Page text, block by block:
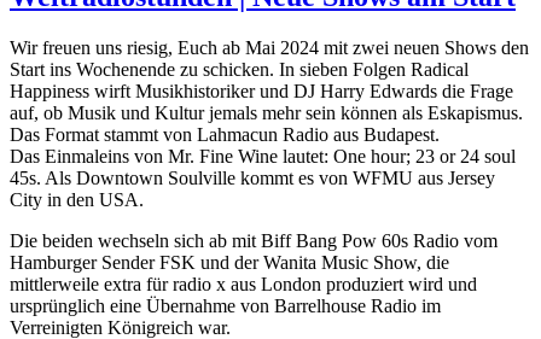
Wir freuen uns riesig, Euch ab Mai 2024 mit zwei neuen Shows den
Start ins Wochenende zu schicken. In sieben Folgen Radical
Happiness wirft Musikhistoriker und DJ Harry Edwards die Frage
auf, ob Musik und Kultur jemals mehr sein können als Eskapismus.
Das Format stammt von Lahmacun Radio aus Budapest.
Das Einmaleins von Mr. Fine Wine lautet: One hour; 23 or 24 soul
45s. Als Downtown Soulville kommt es von WFMU aus Jersey
City in den USA.
Die beiden wechseln sich ab mit Biff Bang Pow 60s Radio vom
Hamburger Sender FSK und der Wanita Music Show, die
mittlerweile extra für radio x aus London produziert wird und
ursprünglich eine Übernahme von Barrelhouse Radio im
Verreinigten Königreich war.